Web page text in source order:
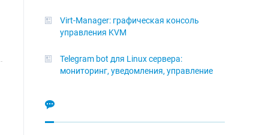
Virt-Manager: графическая консоль
управления KVM
Telegram bot для Linux сервера:
мониторинг, уведомления, управление